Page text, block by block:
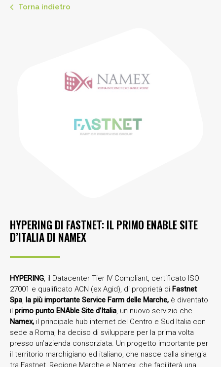
Torna indietro
HYPERING DI FASTNET: IL PRIMO ENABLE SITE
D’ITALIA DI NAMEX
HYPERING, il Datacenter Tier IV Compliant, certificato ISO
27001 e qualificato ACN (ex Agid), di proprietà di Fastnet
Spa, la più importante Service Farm delle Marche, è diventato
il primo punto ENAble Site d’Italia, un nuovo servizio che
Namex, il principale hub internet del Centro e Sud Italia con
sede a Roma, ha deciso di sviluppare per la prima volta
presso un’azienda consorziata. Un progetto importante per
il territorio marchigiano ed italiano, che nasce dalla sinergia
tra Fastnet, Regione Marche e Namex, che faciliterà una